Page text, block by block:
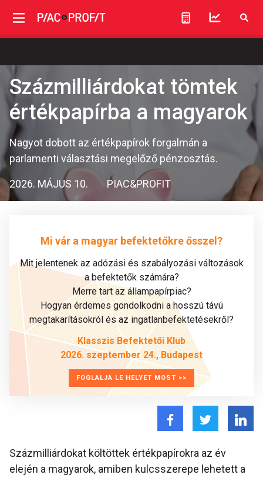
Százmilliárdokat tömtek
értékpapírba a magyarok
Nagyot dobott az értékpapírok forgalmán a
parlamenti választási megelőző pénzosztás.
2026. MÁJUS 10. PIAC&PROFIT
Mi vár a magyar befektetőkre ősszel?
Mit jelentenek az adózási és szabályozási változások
a befektetők számára?
Merre tart az állampapírpiac?
Hogyan érdemes gondolkodni a hosszú távú
megtakarításokról és az ingatlanbefektetésekről?
Klasszis Befektetői Klub
2026. szeptember 24., Budapest
FOGLALJA LE HELYÉT MOST >>
Százmilliárdokat költöttek értékpapírokra az év
elején a magyarok, amiben kulcsszerepe lehetett a